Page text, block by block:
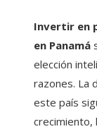
Invertir en
en Panamá
elección
razones. La
este país
crecimiento,